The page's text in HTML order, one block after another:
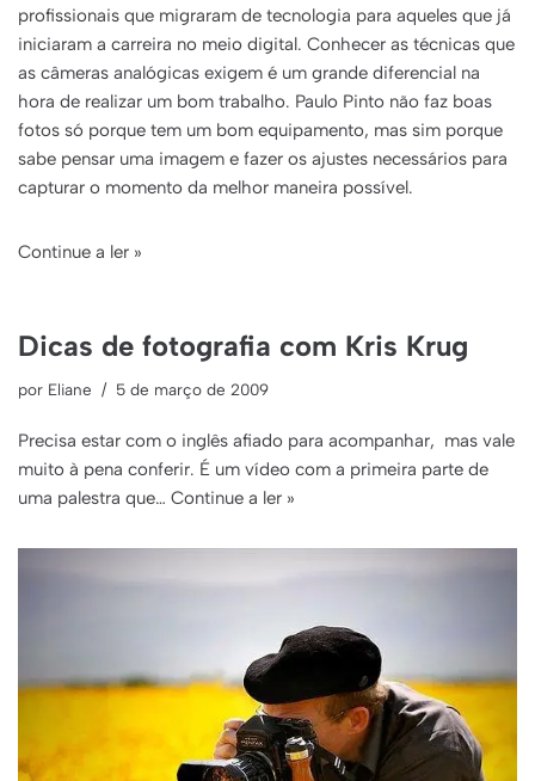
profissionais que migraram de tecnologia para aqueles que já
iniciaram a carreira no meio digital. Conhecer as técnicas que
as câmeras analógicas exigem é um grande diferencial na
hora de realizar um bom trabalho. Paulo Pinto não faz boas
fotos só porque tem um bom equipamento, mas sim porque
sabe pensar uma imagem e fazer os ajustes necessários para
capturar o momento da melhor maneira possível.
Continue a ler »
Dicas de fotografia com Kris Krug
por Eliane 5 de março de 2009
Precisa estar com o inglês afiado para acompanhar, mas vale
muito à pena conferir. É um vídeo com a primeira parte de
uma palestra que… Continue a ler »